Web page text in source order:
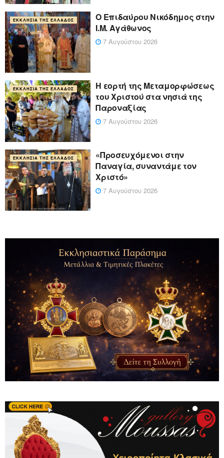
ΕΚΚΛΗΣΊΑ ΤΗΣ ΕΛΛΆΔΟΣ
Ο Επιδαύρου Νικόδημος στην
Ι.Μ. Αγάθωνος
7 Αυγούστου 2026
ΕΚΚΛΗΣΊΑ ΤΗΣ ΕΛΛΆΔΟΣ
Η εορτή της Μεταμορφώσεως
του Χριστού στα νησιά της
Παροναξίας
7 Αυγούστου 2026
ΕΚΚΛΗΣΊΑ ΤΗΣ ΕΛΛΆΔΟΣ
«Προσευχόμενοι στην
Παναγία, συναντάμε τον
Χριστό»
7 Αυγούστου 2026